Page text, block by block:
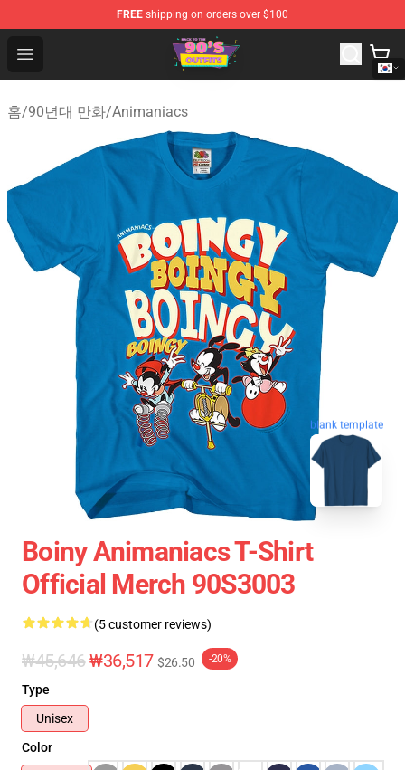
FREE shipping on orders over $100
Open menu
90s Outfits Store - Official 90s Outfits Merchandise Shop
홈/90년대 만화/Animaniacs
blank template
Boiny Animaniacs T-Shirt
Official Merch 90S3003
(5 customer reviews)
₩45,646₩36,517 $26.50 -20%
Type
Unisex
Color